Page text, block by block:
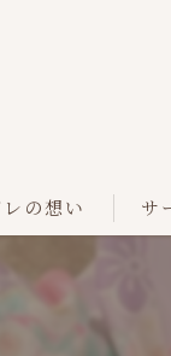
の想い サ